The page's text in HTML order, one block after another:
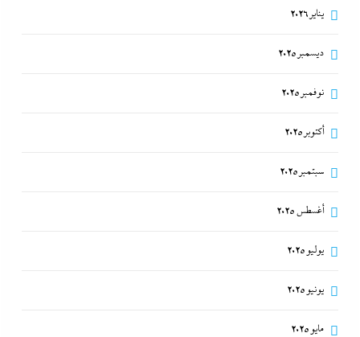
يناير 2026
ديسمبر 2025
نوفمبر 2025
أكتوبر 2025
سبتمبر 2025
أغسطس 2025
يوليو 2025
يونيو 2025
مايو 2025